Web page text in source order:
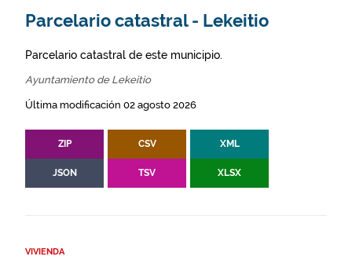
Parcelario catastral - Lekeitio
Parcelario catastral de este municipio.
Ayuntamiento de Lekeitio
Última modificación 02 agosto 2026
ZIP CSV XML
JSON TSV XLSX
VIVIENDA